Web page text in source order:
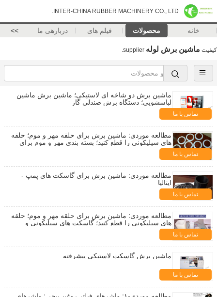
INTER-CHINA RUBBER MACHINERY CO., LTD.
خانه محصولات فیلم های دربارهی ما >>
کیفیت ماشین برش لوله
ماشین برش دو شاخه ای لاستیکی؛ ماشین برش ماشین
لباسشویی؛ دستگاه برش صندلی گاز
تماس با ما
مطالعه موردی: ماشین برش برای حلقه مهر و موم؛ حلقه
های سیلیکونی را قطع کنید؛ بسته بندی مهر و موم برای
بطری؛ تماس با ما
مطالعه موردی: ماشین برش برای گاسکت های پمپ -
ایتالیا
تماس با ما
مطالعه موردی: ماشین برش برای حلقه مهر و موم؛ حلقه
های سیلیکونی را قطع کنید؛ گاسکت های سیلیکونی و
واشر را قطع کنید؛ تماس با ما
ماشین برش گاسکت لاستیکی پیشرفته
تماس با ما